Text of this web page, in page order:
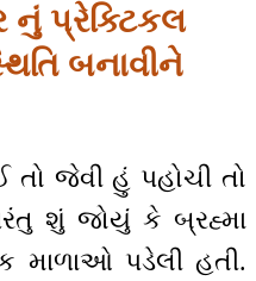
નું પ્રેક્ટિકલ
બનાવીને
જેવી હું પહોચી તો
શું જોયું કે બ્રહ્મા
માળાઓ પડેલી હતી.